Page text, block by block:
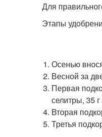
Для
Этапы
Осенью
Весной за
Первая
селитры, 35
Вторая
Третья